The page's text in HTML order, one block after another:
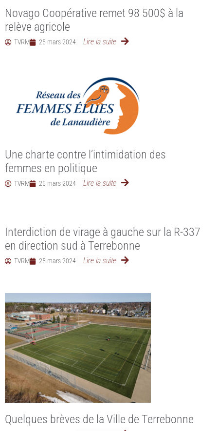
Novago Coopérative remet 98 500$ à la
relève agricole
TVRM 25 mars 2024 Lire la suite
Une charte contre l’intimidation des
femmes en politique
TVRM 25 mars 2024 Lire la suite
Interdiction de virage à gauche sur la R-337
en direction sud à Terrebonne
TVRM 25 mars 2024 Lire la suite
Quelques brèves de la Ville de Terrebonne